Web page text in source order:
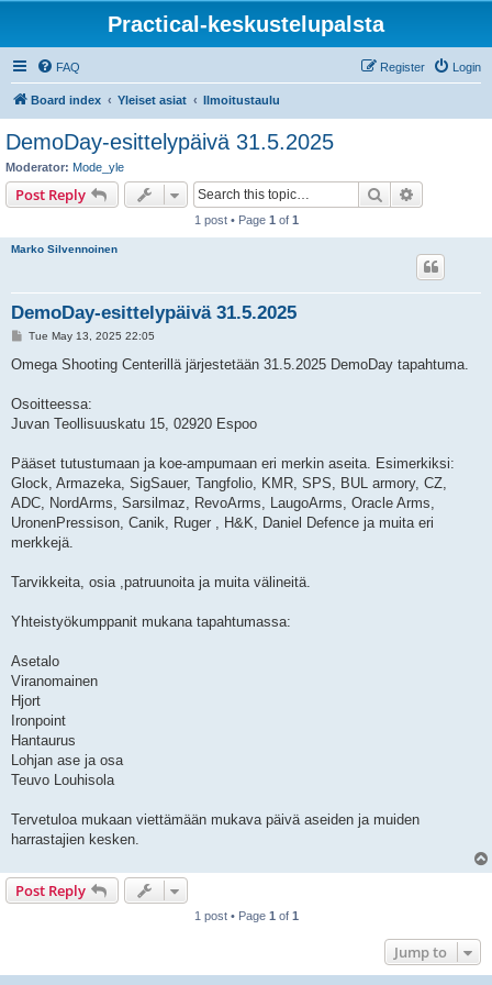
Practical-keskustelupalsta
FAQ Login
Register
Board index Yleiset asiat Ilmoitustaulu
DemoDay-esittelypäivä 31.5.2025
Moderator: Mode_yle
Post Reply Search
1 post • Page 1 of 1
Marko Silvennoinen
DemoDay-esittelypäivä 31.5.2025
P
s
Tue May 13, 2025 22:05
Omega Shooting Centerillä järjestetään 31.5.2025 DemoDay tapahtuma.
Osoitteessa:
Juvan Teollisuuskatu 15, 02920 Espoo
Pääset tutustumaan ja koe-ampumaan eri merkin aseita. Esimerkiksi:
Glock, Armazeka, SigSauer, Tangfolio, KMR, SPS, BUL armory, CZ,
ADC, NordArms, Sarsilmaz, RevoArms, LaugoArms, Oracle Arms,
UronenPressison, Canik, Ruger , H&K, Daniel Defence ja muita eri
merkkejä.
Tarvikkeita, osia ,patruunoita ja muita välineitä.
Yhteistyökumppanit mukana tapahtumassa:
Asetalo
Viranomainen
Hjort
Ironpoint
Hantaurus
Lohjan ase ja osa
Teuvo Louhisola
Tervetuloa mukaan viettämään mukava päivä aseiden ja muiden
harrastajien kesken.
Post Reply
1 post • Page 1 of 1
Jump to